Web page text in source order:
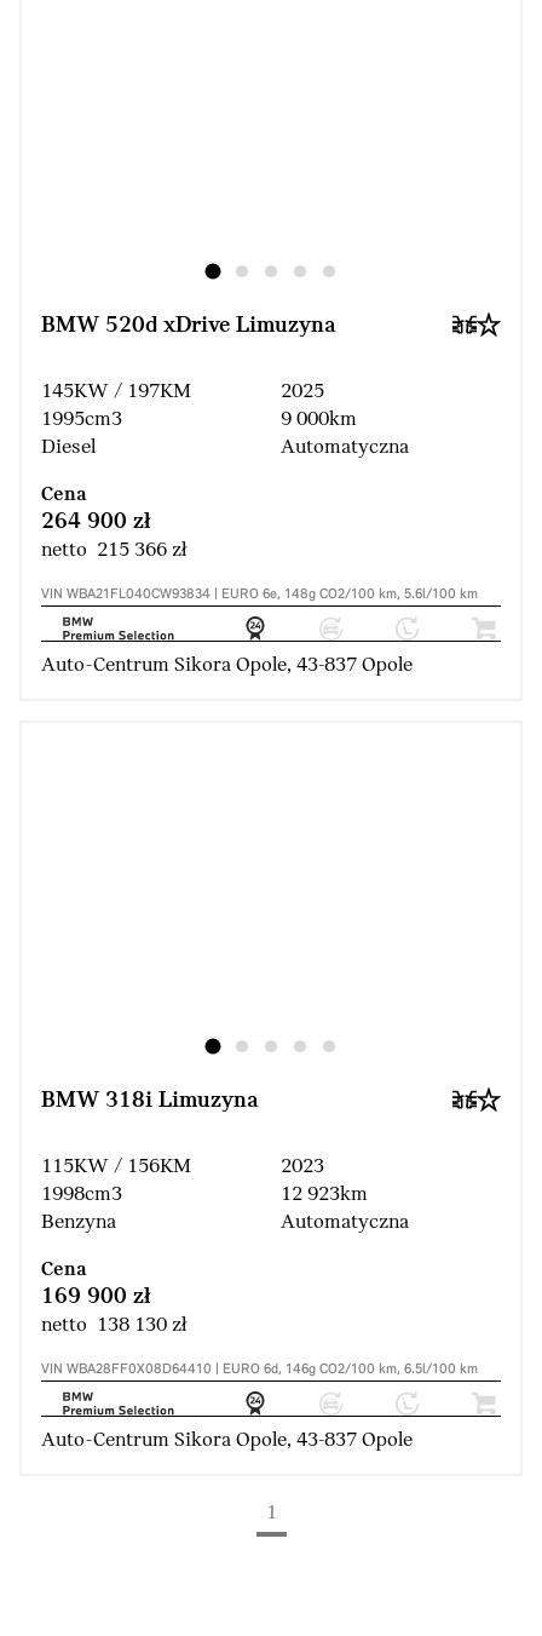
BMW 520d xDrive Limuzyna
145KW / 197KM
1995cm3
Diesel
2025
9 000km
Automatyczna
Cena
264 900 zł
netto 215 366 zł
VIN WBA21FL040CW93834 | EURO 6e, 148g CO2/100 km, 5.6l/100 km
Auto-Centrum Sikora Opole, 43-837 Opole
BMW 318i Limuzyna
115KW / 156KM
1998cm3
Benzyna
2023
12 923km
Automatyczna
Cena
169 900 zł
netto 138 130 zł
VIN WBA28FF0X08D64410 | EURO 6d, 146g CO2/100 km, 6.5l/100 km
Auto-Centrum Sikora Opole, 43-837 Opole
1